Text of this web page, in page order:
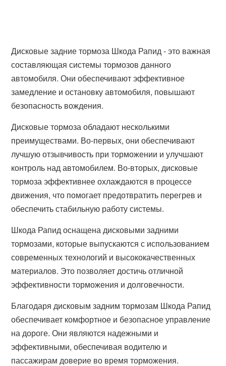
Дисковые задние тормоза Шкода Рапид - это важная
составляющая системы тормозов данного
автомобиля. Они обеспечивают эффективное
замедление и остановку автомобиля, повышают
безопасность вождения.
Дисковые тормоза обладают несколькими
преимуществами. Во-первых, они обеспечивают
лучшую отзывчивость при торможении и улучшают
контроль над автомобилем. Во-вторых, дисковые
тормоза эффективнее охлаждаются в процессе
движения, что помогает предотвратить перегрев и
обеспечить стабильную работу системы.
Шкода Рапид оснащена дисковыми задними
тормозами, которые выпускаются с использованием
современных технологий и высококачественных
материалов. Это позволяет достичь отличной
эффективности торможения и долговечности.
Благодаря дисковым задним тормозам Шкода Рапид
обеспечивает комфортное и безопасное управление
на дороге. Они являются надежными и
эффективными, обеспечивая водителю и
пассажирам доверие во время торможения.